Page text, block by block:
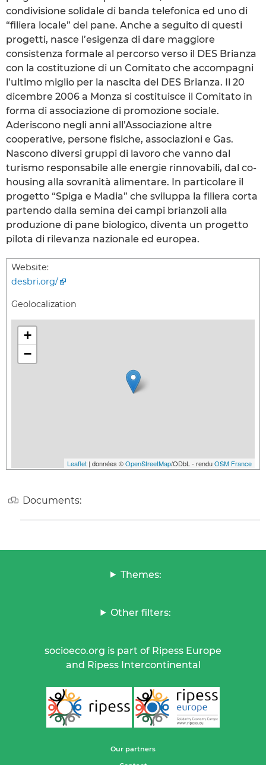
condivisione solidale di banda telefonica ed uno di
“filiera locale” del pane. Anche a seguito di questi
progetti, nasce l’esigenza di dare maggiore
consistenza formale al percorso verso il DES Brianza
con la costituzione di un Comitato che accompagni
l’ultimo miglio per la nascita del DES Brianza. Il 20
dicembre 2006 a Monza si costituisce il Comitato in
forma di associazione di promozione sociale.
Aderiscono negli anni all’Associazione altre
cooperative, persone fisiche, associazioni e Gas.
Nascono diversi gruppi di lavoro che vanno dal
turismo responsabile alle energie rinnovabili, dal co-
housing alla sovranità alimentare. In particolare il
progetto “Spiga e Madia” che sviluppa la filiera corta
partendo dalla semina dei campi brianzoli alla
produzione di pane biologico, diventa un progetto
pilota di rilevanza nazionale ed europea.
Website:
desbri.org/
Geolocalization
+
−
Leaflet | données ©OpenStreetMap/ODbL - renduOSM France
Documents:
Themes:
Other filters:
socioeco.org is part of Ripess Europe
and Ripess Intercontinental
Our partners